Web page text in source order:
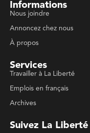
Informations
Nous joindre
Annoncez chez nous
À propos
Services
Travailler à La Liberté
Emplois en français
Archives
Suivez La Liberté